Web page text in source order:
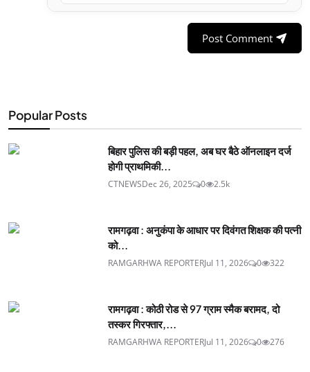
Post Comment
Popular Posts
बिहार पुलिस की बड़ी पहल, अब घर बैठे ऑनलाइन दर्ज
होगी प्राथमिकी...
CTNEWSDec 26, 2025 0 2.5k
रामगढ़वा : अनुकंपा के आधार पर दिवंगत शिक्षक की पत्नी
को...
RAMGARHWA REPORTERJul 11, 2026 0 322
रामगढ़वा : कोठी रोड से 97 ग्राम स्मैक बरामद, दो
तस्कर गिरफ्तार,...
RAMGARHWA REPORTERJul 11, 2026 0 276